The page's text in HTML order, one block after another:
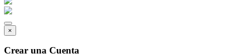
×
Crear una Cuenta